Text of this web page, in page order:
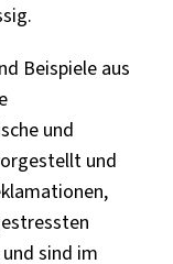
Beispiele aus
und
und
sind im